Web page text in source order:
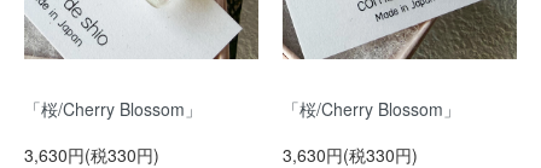
「桜/Cherry Blossom」
3,630円(税330円)
「桜/Cherry Blossom」
3,630円(税330円)